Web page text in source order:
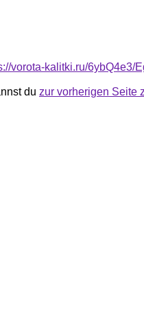
vorota-kalitki.ru/6ybQ4e3/
du zur vorherigen Seite